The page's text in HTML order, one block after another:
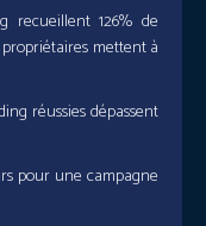
recueillent 126% de
mettent à
réussies dépassent
pour une campagne